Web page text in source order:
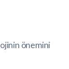
önemini